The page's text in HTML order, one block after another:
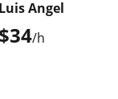
$34/h
Luis Angel